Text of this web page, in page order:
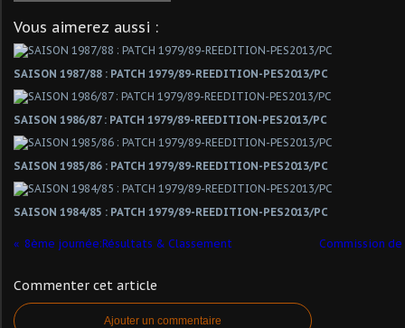
Vous aimerez aussi :
SAISON 1987/88 : PATCH 1979/89-REEDITION-PES2013/PC
SAISON 1986/87 : PATCH 1979/89-REEDITION-PES2013/PC
SAISON 1985/86 : PATCH 1979/89-REEDITION-PES2013/PC
SAISON 1984/85 : PATCH 1979/89-REEDITION-PES2013/PC
8ème journée:Résultats & Classement Commission
Commenter cet article
Ajouter un commentaire